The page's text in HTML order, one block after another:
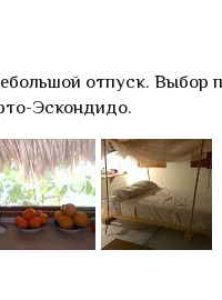
отпуск. Выбор
Эскондидо.